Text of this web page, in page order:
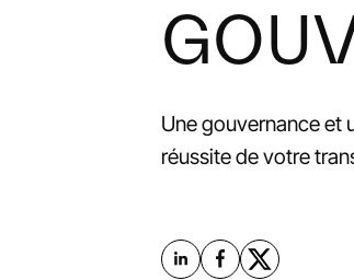
Unegouvernanceet
réussitedevotre